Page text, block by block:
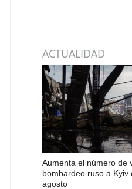
ACTUALIDAD
Aumenta el número de
bombardeo ruso a Kyiv
agosto